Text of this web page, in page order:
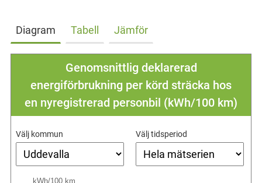
Diagram Tabell Jämför
Genomsnittlig deklarerad
energiförbrukning per körd sträcka hos
en nyregistrerad personbil (kWh/100 km)
Välj kommun Välj tidsperiod
kWh/100 km